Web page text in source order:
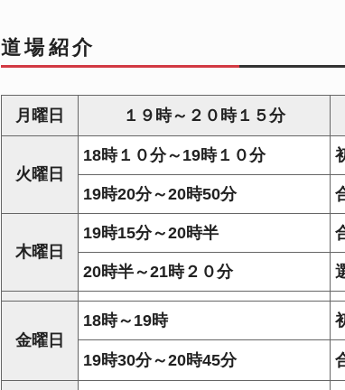
道場紹介
月曜日 １９時～２０時１５分
火曜日
18時１０分～19時１０分
19時20分～20時50分
木曜日
19時15分～20時半
20時半～21時２０分
金曜日
18時～19時
19時30分～20時45分